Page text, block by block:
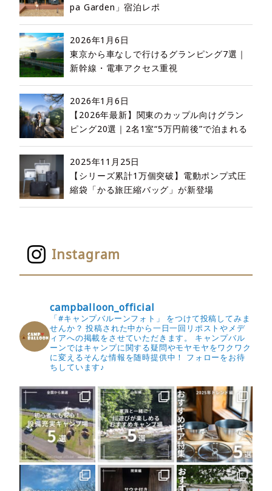
pa Garden」宿泊レポ
2026年1月6日
東京から車なしで行けるグランピング7選｜
新幹線・電車アクセス重視
2026年1月6日
【2026年最新】関東のカップル向けグラン
ピング20選｜2名1室“5万円前後”で泊まれる
2025年11月25日
【シリーズ累計1万個突破】電動ポンプ式圧
縮袋「かる旅圧縮バッグ」が新登場
Instagram
campballoon_official
「#キャンプバルーンフォト」 をつけて投稿してみま
せんか？ 投稿された中から一日一回リポストやメデ
ィアへの掲載をさせていただきます。
キャンプバル
ーンではキャンプに関する疑問やモヤモヤをワクワク
に変えるそんな情報を随時提供中！
フォローをお待
ちしています♪